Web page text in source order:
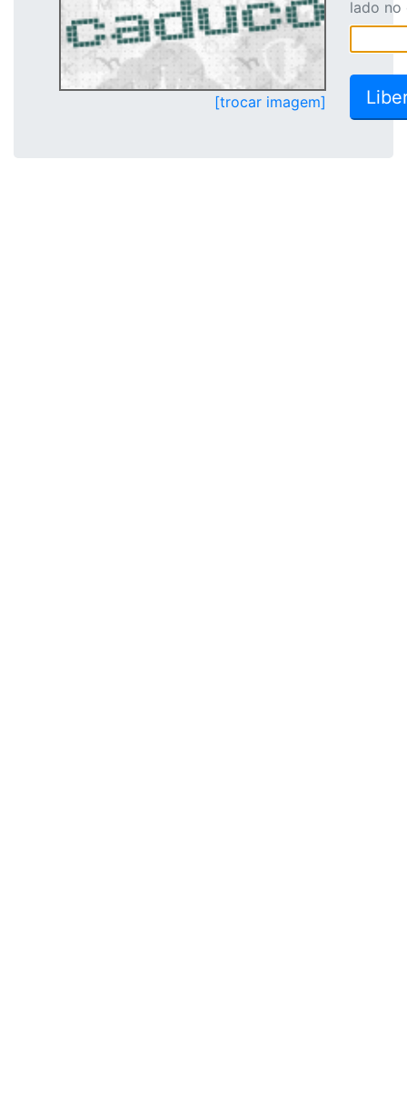
[trocar imagem]
lado no